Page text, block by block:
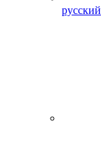
русский